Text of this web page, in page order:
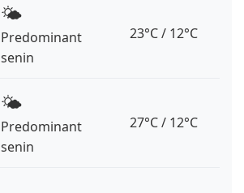
🌤️
Predominant
senin
23°C / 12°C
🌤️
Predominant
senin
27°C / 12°C